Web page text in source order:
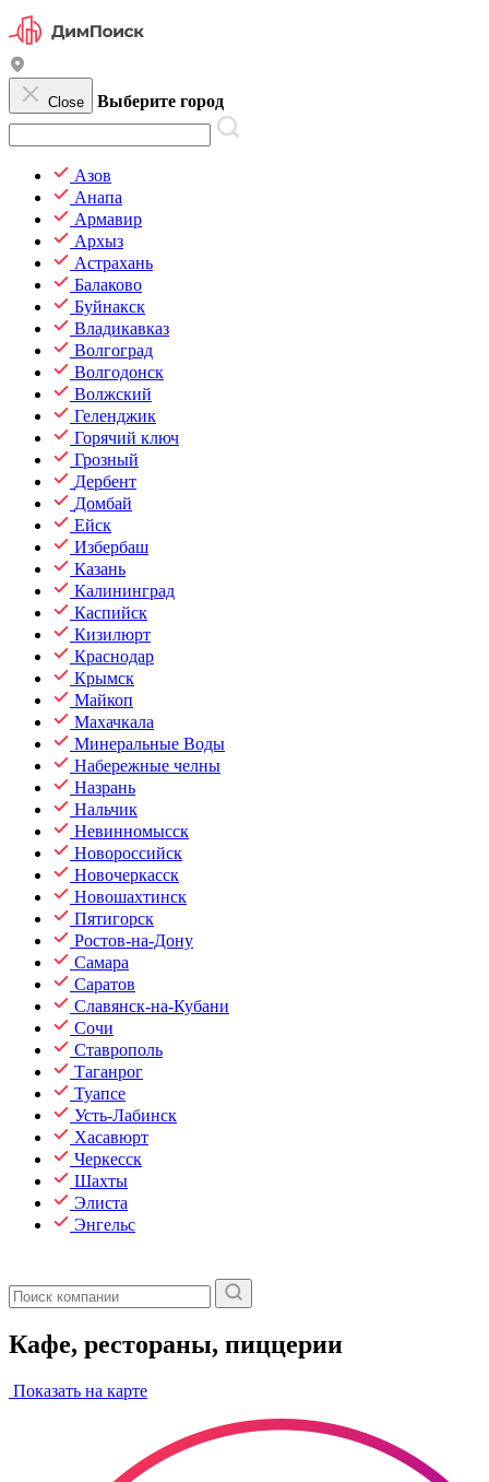
Close Выберите город
Азов
Анапа
Армавир
Архыз
Астрахань
Балаково
Буйнакск
Владикавказ
Волгоград
Волгодонск
Волжский
Геленджик
Горячий ключ
Грозный
Дербент
Домбай
Ейск
Избербаш
Казань
Калининград
Каспийск
Кизилюрт
Краснодар
Крымск
Майкоп
Махачкала
Минеральные Воды
Набережные челны
Назрань
Нальчик
Невинномысск
Новороссийск
Новочеркасск
Новошахтинск
Пятигорск
Ростов-на-Дону
Самара
Саратов
Славянск-на-Кубани
Сочи
Ставрополь
Таганрог
Туапсе
Усть-Лабинск
Хасавюрт
Черкесск
Шахты
Элиста
Энгельс
Кафе, рестораны, пиццерии
Показать на карте